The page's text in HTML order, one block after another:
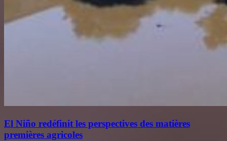
El Niño redéfinit les perspectives des matières
premières agricoles